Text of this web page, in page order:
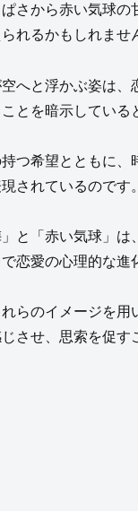
さから赤い気球の
れるかもしれませ
へと浮かぶ姿は、
とを暗示している
つ希望とともに、
されているのです。
と「赤い気球」は
恋愛の心理的な進
らのイメージを用
させ、思索を促す